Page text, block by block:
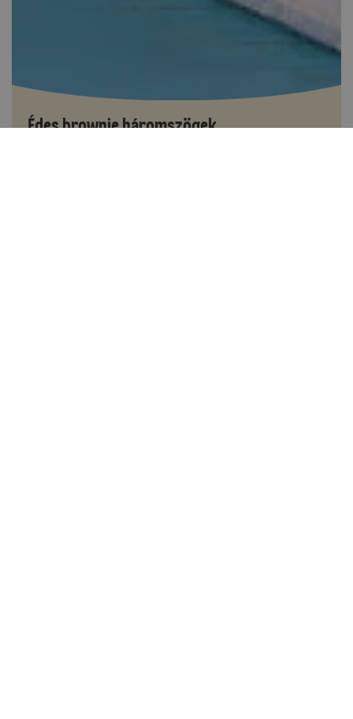
Édes brownie háromszögek